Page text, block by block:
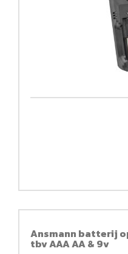
Ansmann batterij
tbv AAA AA & 9v